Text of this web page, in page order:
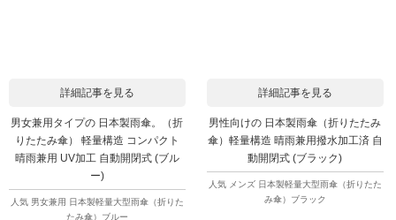
詳細記事を見る
男女兼用タイプの 日本製雨傘。（折
りたたみ傘） 軽量構造 コンパクト
晴雨兼用 UV加工 自動開閉式 (ブル
ー)
人気 男女兼用 日本製軽量大型雨傘（折りた
たみ傘）ブルー
詳細記事を見る
男性向けの 日本製雨傘（折りたたみ
傘）軽量構造 晴雨兼用撥水加工済 自
動開閉式 (ブラック)
人気 メンズ 日本製軽量大型雨傘（折りたた
み傘）ブラック